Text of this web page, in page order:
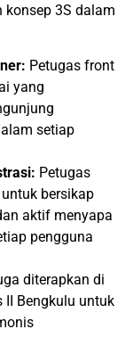
konsep 3S dalam
Petugas front
yang
setiap
Petugas
bersikap
aktif menyapa
pengguna
diterapkan di
II Bengkulu untuk